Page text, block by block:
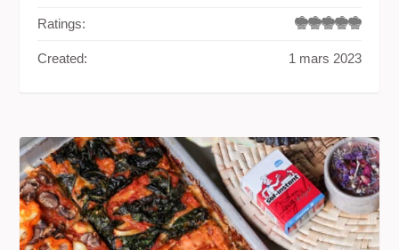
Ratings:
Created: 1 mars 2023